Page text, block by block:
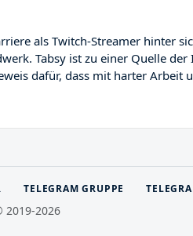
als Twitch-Streamer hinter
Tabsy ist zu einer Quelle
dafür, dass mit harter Arbeit
TELEGRAM GRUPPE
2019-2026